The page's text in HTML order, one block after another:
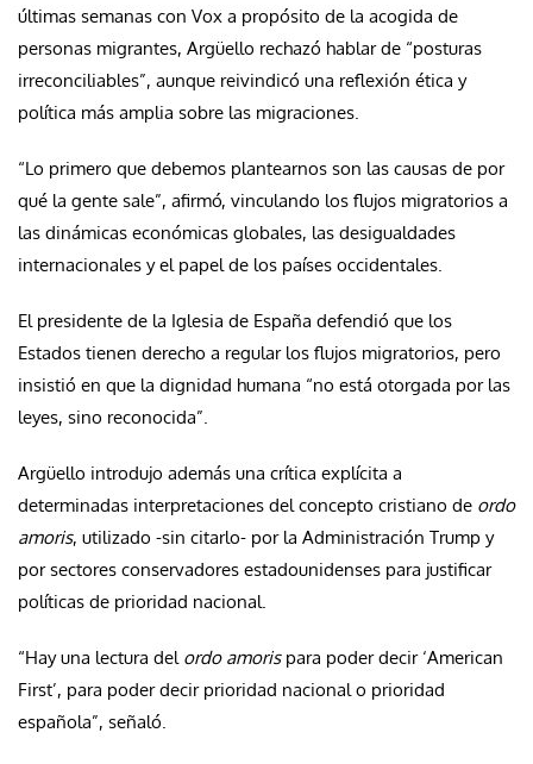
últimas semanas con Vox a propósito de la acogida de
personas migrantes, Argüello rechazó hablar de “posturas
irreconciliables”, aunque reivindicó una reflexión ética y
política más amplia sobre las migraciones.
“Lo primero que debemos plantearnos son las causas de por
qué la gente sale”, afirmó, vinculando los flujos migratorios a
las dinámicas económicas globales, las desigualdades
internacionales y el papel de los países occidentales.
El presidente de la Iglesia de España defendió que los
Estados tienen derecho a regular los flujos migratorios, pero
insistió en que la dignidad humana “no está otorgada por las
leyes, sino reconocida”.
Argüello introdujo además una crítica explícita a
determinadas interpretaciones del concepto cristiano de ordo
amoris, utilizado -sin citarlo- por la Administración Trump y
por sectores conservadores estadounidenses para justificar
políticas de prioridad nacional.
“Hay una lectura del ordo amorispara poder decir ‘American
First’, para poder decir prioridad nacional o prioridad
española”, señaló.